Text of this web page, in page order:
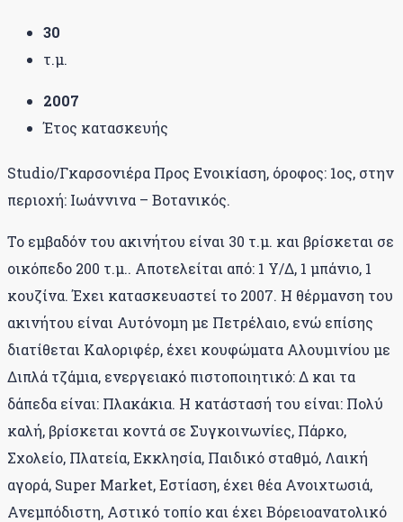
30
τ.μ.
2007
Έτος κατασκευής
Studio/Γκαρσονιέρα Προς Ενοικίαση, όροφος: 1ος, στην
περιοχή: Ιωάννινα – Βοτανικός.
Το εμβαδόν του ακινήτου είναι 30 τ.μ. και βρίσκεται σε
οικόπεδο 200 τ.μ.. Αποτελείται από: 1 Υ/Δ, 1 μπάνιο, 1
κουζίνα. Έχει κατασκευαστεί το 2007. Η θέρμανση του
ακινήτου είναι Αυτόνομη με Πετρέλαιο, ενώ επίσης
διατίθεται Καλοριφέρ, έχει κουφώματα Αλουμινίου με
Διπλά τζάμια, ενεργειακό πιστοποιητικό: Δ και τα
δάπεδα είναι: Πλακάκια. Η κατάστασή του είναι: Πολύ
καλή, βρίσκεται κοντά σε Συγκοινωνίες, Πάρκο,
Σχολείο, Πλατεία, Εκκλησία, Παιδικό σταθμό, Λαική
αγορά, Super Market, Εστίαση, έχει θέα Ανοιχτωσιά,
Ανεμπόδιστη, Αστικό τοπίο και έχει Βόρειοανατολικό